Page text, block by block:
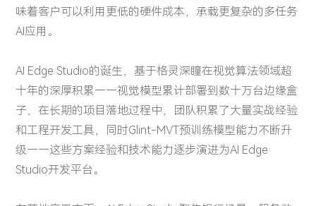
味着客户可以利用更低的硬件成本，承载更复杂的多任务
AI应用。
AI Edge Studio的诞生，基于格灵深瞳在视觉算法领域超
十年的深厚积累——视觉模型累计部署到数十万台边缘盒
子，在长期的项目落地过程中，团队积累了大量实战经验
和工程开发工具，同时Glint-MVT预训练模型能力不断升
级——这些方案经验和技术能力逐步演进为AI Edge
Studio开发平台。